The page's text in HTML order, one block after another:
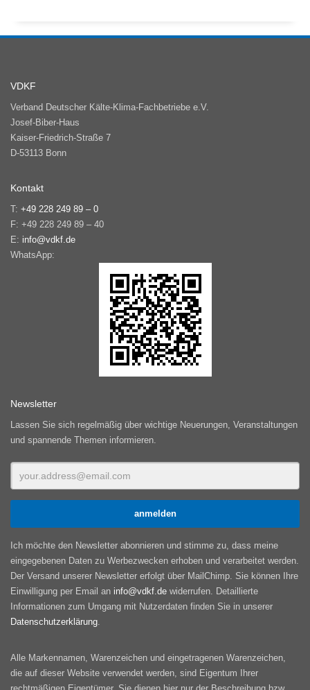
VDKF
Verband Deutscher Kälte-Klima-Fachbetriebe e.V.
Josef-Biber-Haus
Kaiser-Friedrich-Straße 7
D-53113 Bonn
Kontakt
T: +49 228 249 89 – 0
F: +49 228 249 89 – 40
E: info@vdkf.de
WhatsApp:
Newsletter
Lassen Sie sich regelmäßig über wichtige Neuerungen, Veranstaltungen
und spannende Themen informieren.
Ich möchte den Newsletter abonnieren und stimme zu, dass meine
eingegebenen Daten zu Werbezwecken erhoben und verarbeitet werden.
Der Versand unserer Newsletter erfolgt über MailChimp. Sie können Ihre
Einwilligung per Email an info@vdkf.de widerrufen. Detaillierte
Informationen zum Umgang mit Nutzerdaten finden Sie in unserer
Datenschutzerklärung
Alle Markennamen, Warenzeichen und eingetragenen Warenzeichen,
die auf dieser Website verwendet werden, sind Eigentum Ihrer